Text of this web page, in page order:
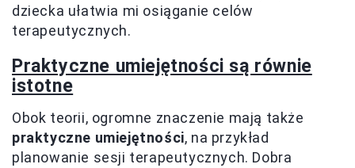
dziecka ułatwia mi osiąganie celów
terapeutycznych.
Praktyczne umiejętności są równie
istotne
Obok teorii, ogromne znaczenie mają także
praktyczne umiejętności, na przykład
planowanie sesji terapeutycznych. Dobra